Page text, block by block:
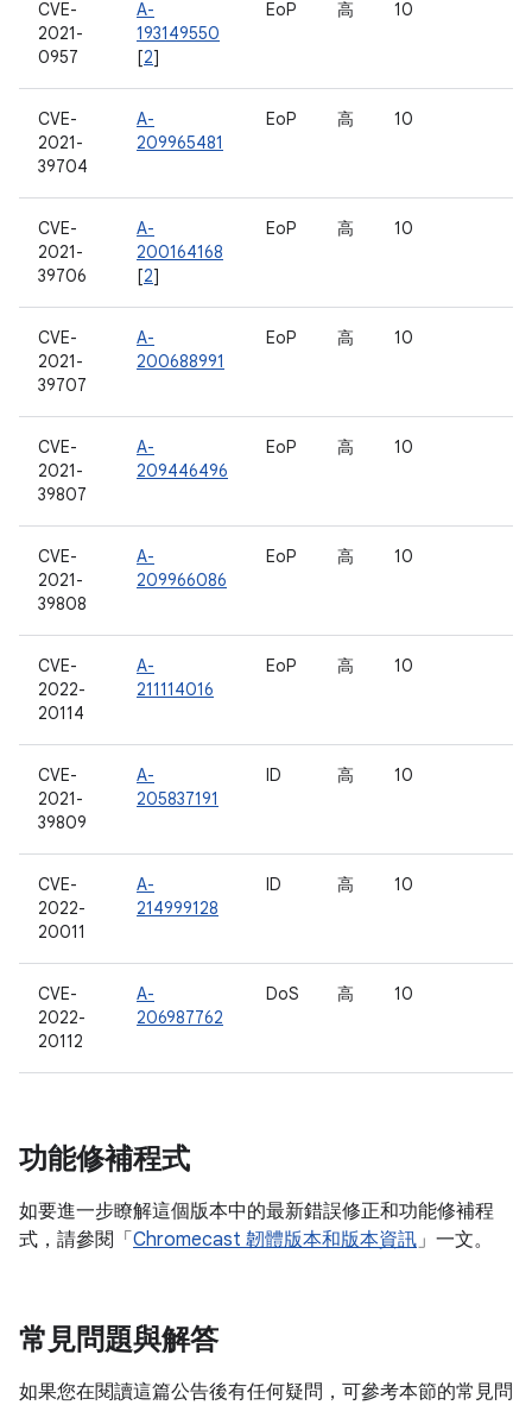
CVE-
2021-
0957
A-
193149550
[2]
EoP 高 10
CVE-
2021-
39704
A-
209965481
EoP 高 10
CVE-
2021-
39706
A-
200164168
[2]
EoP 高 10
CVE-
2021-
39707
A-
200688991
EoP 高 10
CVE-
2021-
39807
A-
209446496
EoP 高 10
CVE-
2021-
39808
A-
209966086
EoP 高 10
CVE-
2022-
20114
A-
211114016
EoP 高 10
CVE-
2021-
39809
A-
205837191
ID 高 10
CVE-
2022-
20011
A-
214999128
ID 高 10
CVE-
2022-
20112
A-
206987762
DoS 高 10
功能修補程式
如要進一步瞭解這個版本中的最新錯誤修正和功能修補程
式，請參閱「 Chromecast 韌體版本和版本資訊」一文。
常見問題與解答
如果您在閱讀這篇公告後有任何疑問，可參考本節的常見問